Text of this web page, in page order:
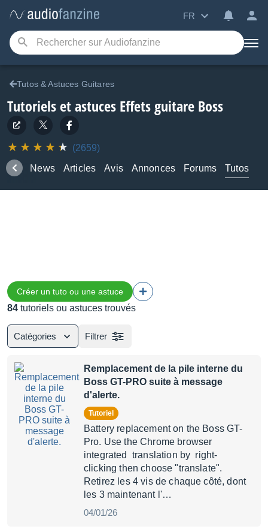
FR
Tutos & Astuces Guitares
Tutoriels et astuces Effets guitare Boss
(2659)
News Articles Avis Annonces Forums Tutos
Créer un tuto ou une astuce
84 tutoriels ou astuces trouvés
Catégories Filtrer
Remplacement de la pile interne du
Boss GT-PRO suite à message
d'alerte.
Tutoriel
Battery replacement on the Boss GT-
Pro. Use the Chrome browser
integrated translation by right-
clicking then choose "translate".
Retirez les 4 vis de chaque côté, dont
les 3 maintenant l'…
04/01/26